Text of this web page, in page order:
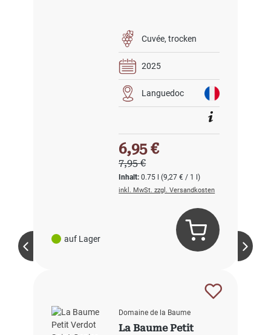
auf Lager
Cuvée trocken
2025
Languedoc
Inhalt:0.75 l(9,27 € / 1 l)
Verkaufspreis:
6,95 €
Regulärer Preis:
7,95 €
inkl. MwSt. zzgl. Versandkosten
Domaine de la Baume
La Baume Petit